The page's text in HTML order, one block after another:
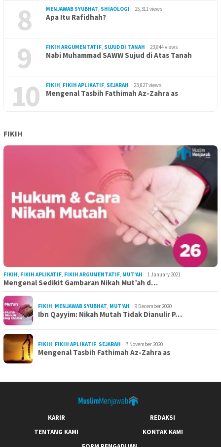
8 MENJAWAB SYUBHAT, SHIAOLOGI 25,311 views
Apa Itu Rafidhah?
9 FIKIH ARGUMENTATIF, SUJUD DI TANAH 23,844 views
Nabi Muhammad SAWW Sujud di Atas Tanah
10 FIKIH, FIKIH APLIKATIF, SEJARAH 23,827 views
Mengenal Tasbih Fathimah Az-Zahra as
FIKIH
FIKIH FIKIH APLIKATIF FIKIH ARGUMENTATIF MUT'AH 1 January 2021
Mengenal Sedikit Gambaran Nikah Mut’ah d…
FIKIH MENJAWAB SYUBHAT MUT'AH 9 December 2020
Ibn Qayyim: Nikah Mutah Tidak Dianulir P…
FIKIH FIKIH APLIKATIF SEJARAH 7 November 2020
Mengenal Tasbih Fathimah Az-Zahra as
KARIR
REDAKSI
TENTANG KAMI
KONTAK KAMI